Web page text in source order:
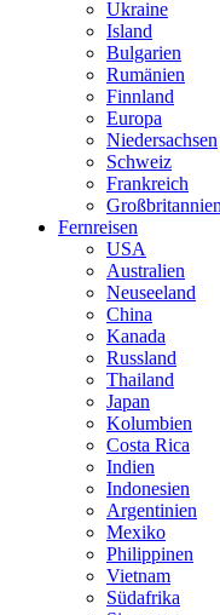
Ukraine
Island
Bulgarien
Rumänien
Finnland
Europa
Niedersachsen
Schweiz
Frankreich
Großbritannien
Fernreisen
USA
Australien
Neuseeland
China
Kanada
Russland
Thailand
Japan
Kolumbien
Costa Rica
Indien
Indonesien
Argentinien
Mexiko
Philippinen
Vietnam
Südafrika